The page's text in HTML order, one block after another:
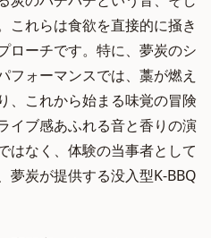
これらは食欲を直接的に掻き
ローチです。特に、夢炭のシ
フォーマンスでは、藁が燃え
、これから始まる味覚の冒険
イブ感あふれる音と香りの演
はなく、体験の当事者として
夢炭が提供する没入型K-BBQ